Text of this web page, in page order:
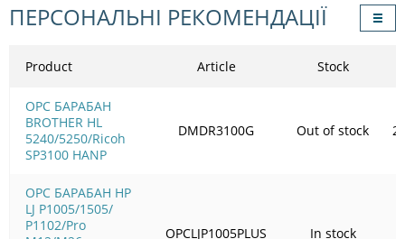
ПЕРСОНАЛЬНІ РЕКОМЕНДАЦІЇ
Product
OPC БАРАБАН
BROTHER HL
5240/5250/Ricoh
SP3100 HANP
OPC БАРАБАН HP
LJ P1005/1505/
Р1102/Pro
Article Stock
DMDR3100G Out of stock
OPCLJP1005PLUS In stock